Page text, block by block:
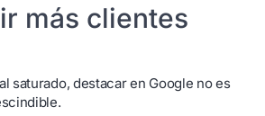
más clientes
saturado, destacar en Google no es